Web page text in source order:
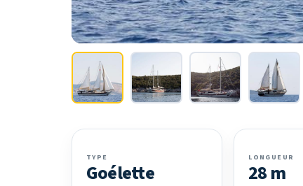
TYPE
Goélette
LONGUEUR
28 m